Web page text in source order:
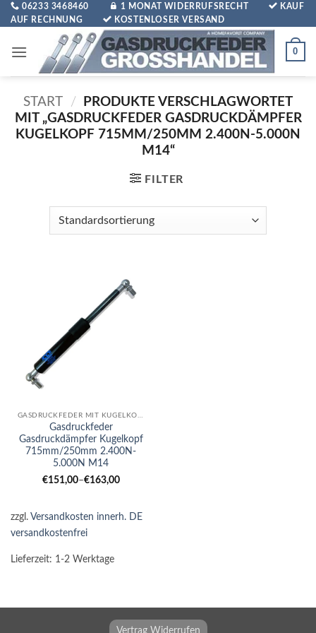
Zum
Inhalt
06233 3468460 1 MONAT WIDERRUFSRECHT
KAUF
AUF RECHNUNG
KOSTENLOSER VERSAND
0
START /
PRODUKTE VERSCHLAGWORTET
MIT „GASDRUCKFEDER GASDRUCKDÄMPFER
KUGELKOPF 715MM/250MM 2.400N-5.000N
M14“
FILTER
GASDRUCKFEDER MIT KUGELKOPF
Gasdruckfeder
Gasdruckdämpfer Kugelkopf
715mm/250mm 2.400N-
5.000N M14
€151,00–€163,00
zzgl. Versandkosten innerh. DE
versandkostenfrei
Lieferzeit: 1-2 Werktage
Vertrag Widerrufen